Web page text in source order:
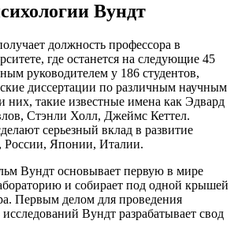
Вундт
должность профессора в
где останется на следующие 45
руководителем у 186 студентов,
диссертации по различным научным
них, такие известные имена как Эдвард
Стэнли Холл, Джеймс Кеттел.
серьезный вклад в развитие
Японии, Италии.
Вундт основывает первую в мире
и собирает под одной крышей
Первым делом для проведения
Вундт разрабатывает свод